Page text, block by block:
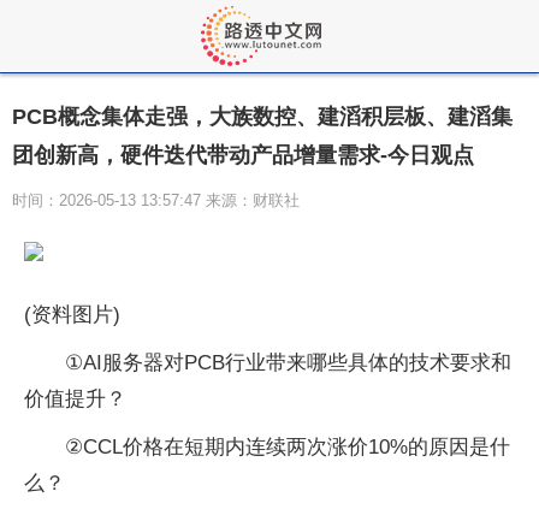
PCB概念集体走强，大族数控、建滔积层板、建滔集
团创新高，硬件迭代带动产品增量需求-今日观点
时间：2026-05-13 13:57:47 来源：财联社
(资料图片)
①AI服务器对PCB行业带来哪些具体的技术要求和
价值提升？
②CCL价格在短期内连续两次涨价10%的原因是什
么？